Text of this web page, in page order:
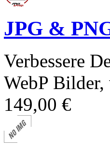
JPG &
Verbessere
WebP
149,00 €